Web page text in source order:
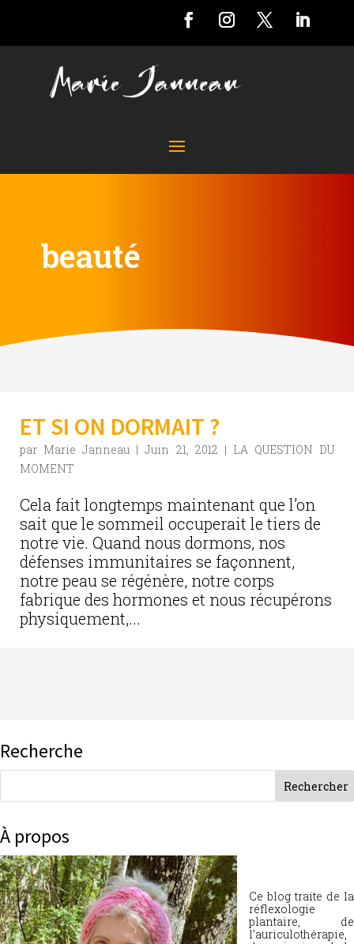
beauté
ET SI ON DORMAIT ?
par Marie Janneau |Juin 21, 2012 | LA QUESTION DU
MOMENT
Cela fait longtemps maintenant que l’on
sait que le sommeil occuperait le tiers de
notre vie. Quand nous dormons, nos
défenses immunitaires se façonnent,
notre peau se régénère, notre corps
fabrique des hormones et nous récupérons
physiquement,...
Recherche
À propos
Ce blog traite de la
réflexologie
plantaire, de
l’auriculothérapie,